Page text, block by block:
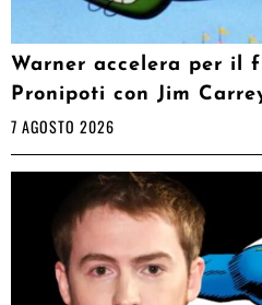
Warner accelera per il
Pronipoti con Jim
7 AGOSTO 2026